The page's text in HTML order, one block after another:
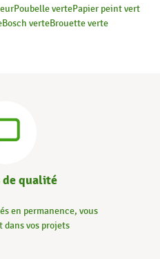
Poubelle vertePapier peint vert
Bosch verteBrouette verte
de qualité
en permanence, vous
dans vos projets